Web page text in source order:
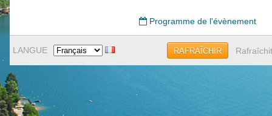
Programme de l'évènement
LANGUE RAFRAÎCHIR